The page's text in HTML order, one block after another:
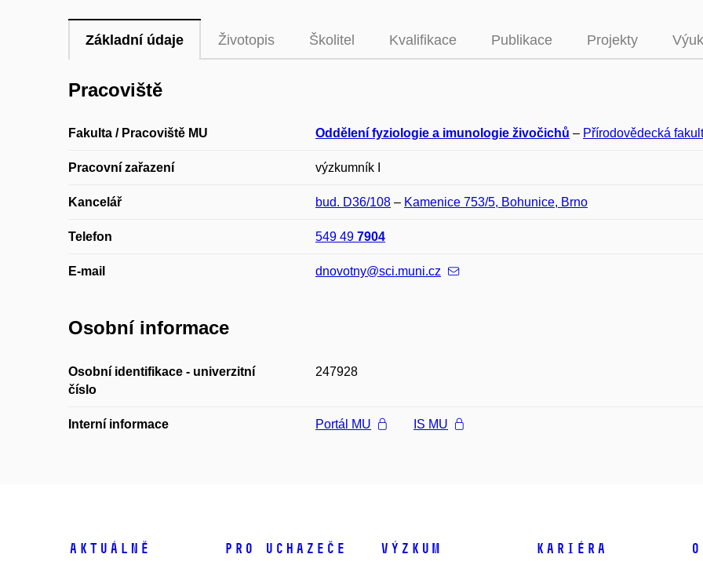
Základní údaje Životopis Školitel Kvalifikace Publikace Projekty
Pracoviště
Fakulta / Pracoviště MU Oddělení fyziologie a imunologie živočichů – Přírodovědecká
Pracovní zařazení výzkumník I
Kancelář bud. D36/108 – Kamenice 753/5, Bohunice, Brno
Telefon 549 49 7904
E-mail dnovotny@sci.muni.cz
Osobní informace
Osobní identifikace - univerzitní
číslo
247928
Interní informace Portál MU IS MU
Aktuálně Pro uchazeče Výzkum Kariéra